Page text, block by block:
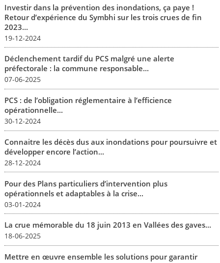
Investir dans la prévention des inondations, ça paye !
Retour d’expérience du Symbhi sur les trois crues de fin
2023...
19-12-2024
Déclenchement tardif du PCS malgré une alerte
préfectorale : la commune responsable...
07-06-2025
PCS : de l’obligation réglementaire à l’efficience
opérationnelle...
30-12-2024
Connaitre les décès dus aux inondations pour poursuivre et
développer encore l’action...
28-12-2024
Pour des Plans particuliers d’intervention plus
opérationnels et adaptables à la crise...
03-01-2024
La crue mémorable du 18 juin 2013 en Vallées des gaves...
18-06-2025
Mettre en œuvre ensemble les solutions pour garantir